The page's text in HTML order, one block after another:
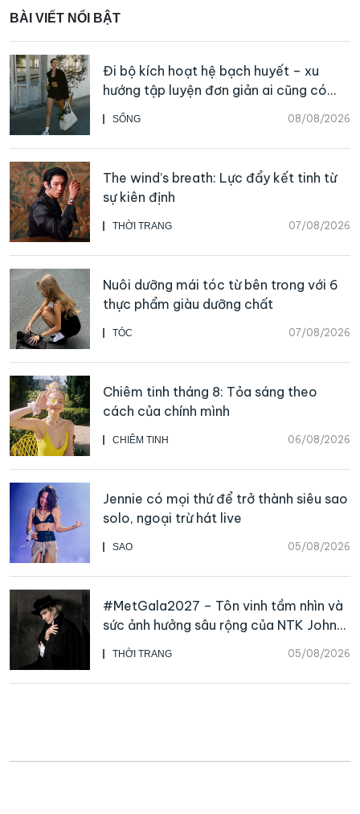
BÀI VIẾT NỔI BẬT
SỐNG 08/08/2026
Đi bộ kích hoạt hệ bạch huyết – xu
hướng tập luyện đơn giản ai cũng có
thể bắt đầu
THỜI TRANG 07/08/2026
The wind’s breath: Lực đẩy kết tinh từ
sự kiên định
TÓC 07/08/2026
Nuôi dưỡng mái tóc từ bên trong với 6
thực phẩm giàu dưỡng chất
CHIÊM TINH 06/08/2026
Chiêm tinh tháng 8: Tỏa sáng theo
cách của chính mình
SAO 05/08/2026
Jennie có mọi thứ để trở thành siêu sao
solo, ngoại trừ hát live
THỜI TRANG 05/08/2026
#MetGala2027 – Tôn vinh tầm nhìn và
sức ảnh hưởng sâu rộng của NTK John
Galliano